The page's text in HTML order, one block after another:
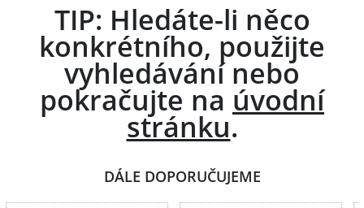
TIP: Hledáte-li něco
konkrétního, použijte
vyhledávání nebo
pokračujte na úvodní
stránku.
DÁLE DOPORUČUJEME